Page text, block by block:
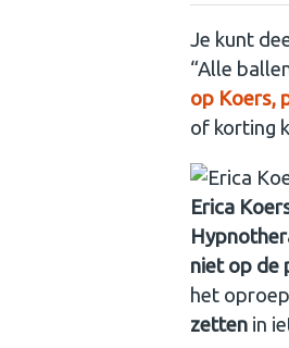
Je kunt
“Alle
op Koers,
of korting
Erica
niet op de
het
zetten in